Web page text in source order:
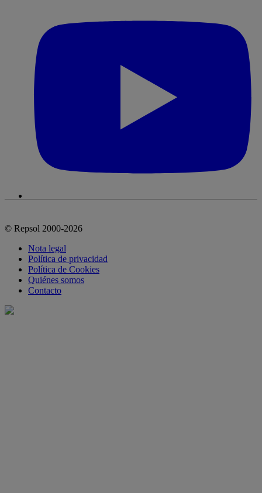
© Repsol 2000-2026
Nota legal
Política de privacidad
Política de Cookies
Quiénes somos
Contacto